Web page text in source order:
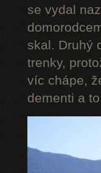
se vydal
skal. Druhý
trenky,
víc chápe,
dementi a